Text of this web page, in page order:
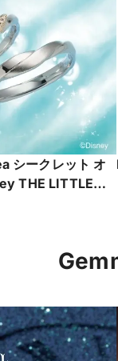
シークレット オ
THE LITTLE